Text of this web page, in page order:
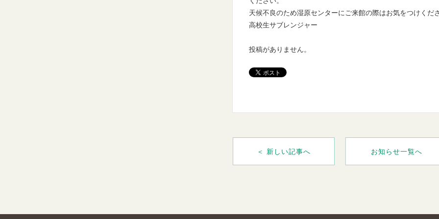
天候不良のため湿原センターにご来館の際はお気をつけくださ
高校生サブレンジャー
投稿がありません。
＜ 新しい記事へ お知らせ一覧へ